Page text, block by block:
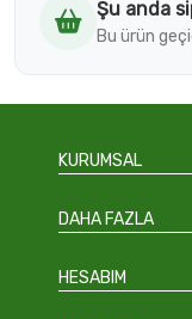
Şu anda
Bu ürün
KURUMSAL
DAHA FAZLA
HESABIM